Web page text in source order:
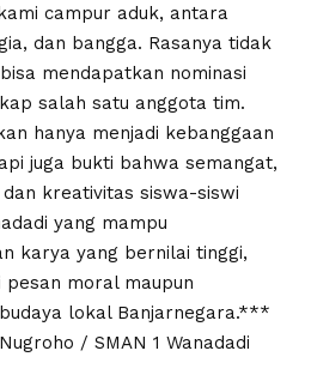
campur aduk, antara
dan bangga. Rasanya tidak
mendapatkan nominasi
salah satu anggota tim.
hanya menjadi kebanggaan
juga bukti bahwa semangat,
kreativitas siswa-siswi
yang mampu
karya yang bernilai tinggi,
pesan moral maupun
lokal Banjarnegara.***
/ ‎SMAN 1 Wanadadi